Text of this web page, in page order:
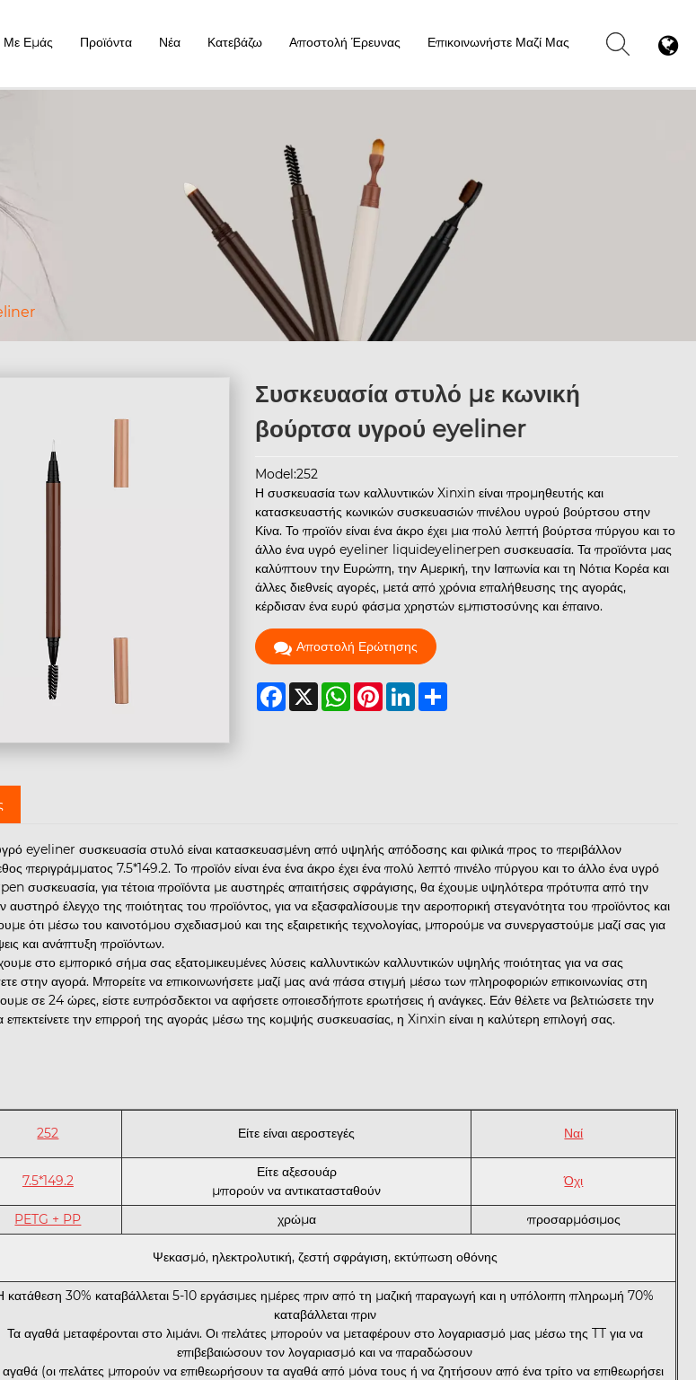
Με Εμάς Προϊόντα Νέα Κατεβάζω Αποστολή Έρευνας Επικοινωνήστε Μαζί Μας
Συσκευασία στυλό με κωνική
βούρτσα υγρού eyeliner
Model:252
Η συσκευασία των καλλυντικών Xinxin είναι προμηθευτής και
κατασκευαστής κωνικών συσκευασιών πινέλου υγρού βούρτσου στην
Κίνα. Το προϊόν είναι ένα άκρο έχει μια πολύ λεπτή βούρτσα πύργου και το
άλλο ένα υγρό eyeliner liquideyelinerpen συσκευασία. Τα προϊόντα μας
καλύπτουν την Ευρώπη, την Αμερική, την Ιαπωνία και τη Νότια Κορέα και
άλλες διεθνείς αγορές, μετά από χρόνια επαλήθευσης της αγοράς,
κέρδισαν ένα ευρύ φάσμα χρηστών εμπιστοσύνης και έπαινο.
Αποστολή Ερώτησης
Facebook
X WhatsApp
PinterestLinkedInShare
eyeliner συσκευασία στυλό είναι κατασκευασμένη από υψηλής απόδοσης και φιλικά προς το περιβάλλον
περιγράμματος 7.5*149.2. Το προϊόν είναι ένα ένα άκρο έχει ένα πολύ λεπτό πινέλο πύργου και το άλλο ένα υγρό
συσκευασία, για τέτοια προϊόντα με αυστηρές απαιτήσεις σφράγισης, θα έχουμε υψηλότερα πρότυπα από την
αυστηρό έλεγχο της ποιότητας του προϊόντος, για να εξασφαλίσουμε την αεροπορική στεγανότητα του προϊόντος και
ότι μέσω του καινοτόμου σχεδιασμού και της εξαιρετικής τεχνολογίας, μπορούμε να συνεργαστούμε μαζί σας για
και ανάπτυξη προϊόντων.
στο εμπορικό σήμα σας εξατομικευμένες λύσεις καλλυντικών καλλυντικών υψηλής ποιότητας για να σας
στην αγορά. Μπορείτε να επικοινωνήσετε μαζί μας ανά πάσα στιγμή μέσω των πληροφοριών επικοινωνίας στη
σε 24 ώρες, είστε ευπρόσδεκτοι να αφήσετε οποιεσδήποτε ερωτήσεις ή ανάγκες. Εάν θέλετε να βελτιώσετε την
επεκτείνετε την επιρροή της αγοράς μέσω της κομψής συσκευασίας, η Xinxin είναι η καλύτερη επιλογή σας.
252 Είτε είναι αεροστεγές Ναί
7.5*149.2
Είτε αξεσουάρ
μπορούν να αντικατασταθούν
Όχι
PETG + PP χρώμα
προσαρμόσιμος
Ψεκασμό, ηλεκτρολυτική, ζεστή σφράγιση, εκτύπωση οθόνης
κατάθεση 30% καταβάλλεται 5-10 εργάσιμες ημέρες πριν από τη μαζική παραγωγή και η υπόλοιπη πληρωμή 70%
καταβάλλεται πριν
Τα αγαθά μεταφέρονται στο λιμάνι. Οι πελάτες μπορούν να μεταφέρουν στο λογαριασμό μας μέσω της TT για να
επιβεβαιώσουν τον λογαριασμό και να παραδώσουν
αγαθά (οι πελάτες μπορούν να επιθεωρήσουν τα αγαθά από μόνα τους ή να ζητήσουν από ένα τρίτο να επιθεωρήσει